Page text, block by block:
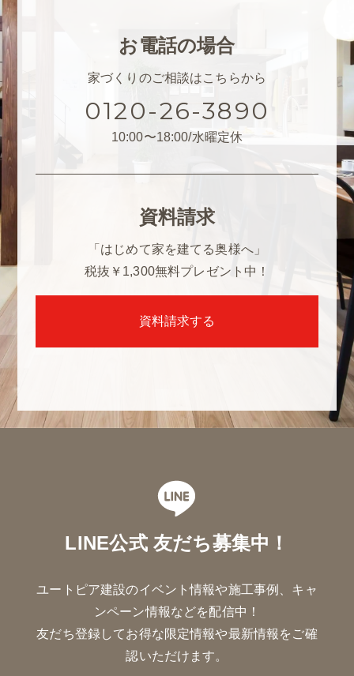
お電話の場合
家づくりのご相談はこちらから
0120-26-3890
10:00〜18:00/水曜定休
資料請求
「はじめて家を建てる奥様へ」
税抜￥1,300無料プレゼント中！
資料請求する
LINE公式 友だち募集中！
ユートピア建設のイベント情報や施工事例、キャ
ンペーン情報などを配信中！
友だち登録してお得な限定情報や最新情報をご確
認いただけます。